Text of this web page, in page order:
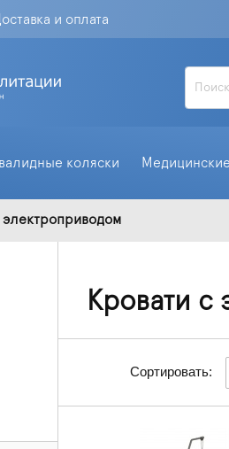
и оплата
коляски
электроприводом
Кровати с
Сортировать: